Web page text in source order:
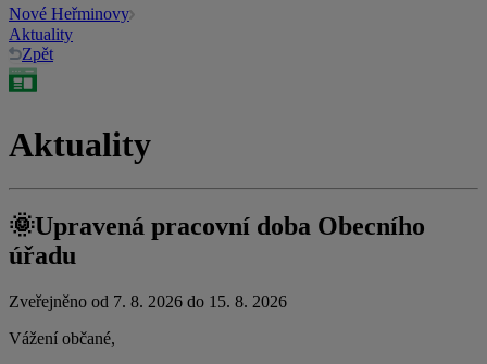
Nové Heřminovy
Aktuality
Zpět
Aktuality
🌞Upravená pracovní doba Obecního
úřadu
Zveřejněno od 7. 8. 2026 do 15. 8. 2026
Vážení občané,